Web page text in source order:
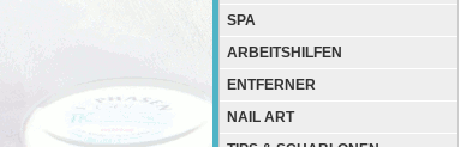
SPA
ARBEITSHILFEN
ENTFERNER
NAIL ART